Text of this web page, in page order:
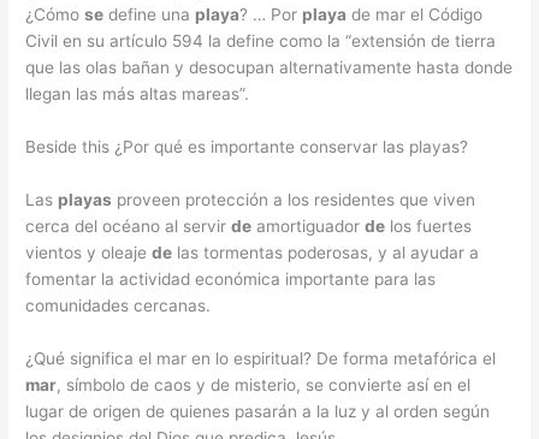
¿Cómose define una playa? … Por playa de mar el Código
Civil en su artículo 594 la define como la “extensión de tierra
que las olas bañan y desocupan alternativamente hasta donde
llegan las más altas mareas”.
Beside this ¿Por qué es importante conservar las playas?
Las playas proveen protección a los residentes que viven
cerca del océano al servirde amortiguadorde los fuertes
vientos y oleajede las tormentas poderosas, y al ayudar a
fomentar la actividad económica importante para las
comunidades cercanas.
¿Qué significa el mar en lo espiritual? De forma metafórica el
mar, símbolo de caos y de misterio, se convierte así en el
lugar de origen de quienes pasarán a la luz y al orden según